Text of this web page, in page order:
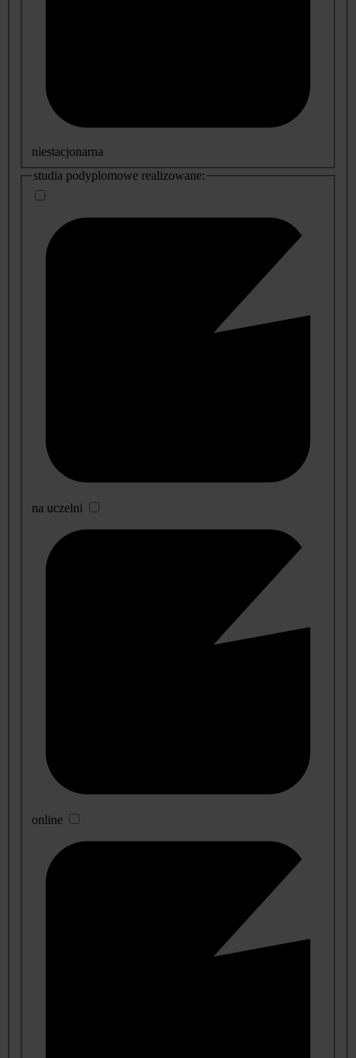
niestacjonarna
studia podyplomowe realizowane:
na uczelni
online